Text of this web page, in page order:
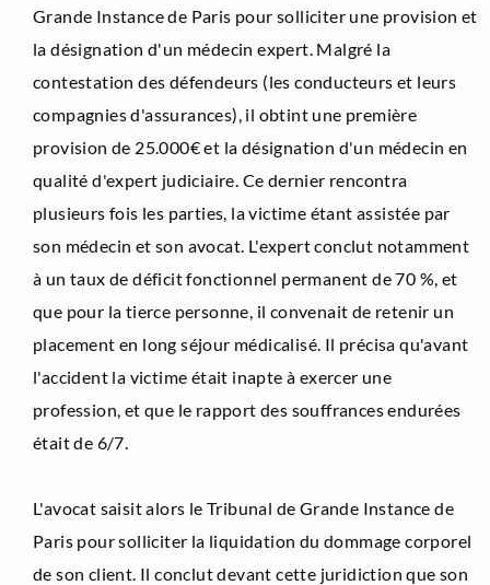
Grande Instance de Paris pour solliciter une provision et
la désignation d'un médecin expert. Malgré la
contestation des défendeurs (les conducteurs et leurs
compagnies d'assurances), il obtint une première
provision de 25.000€ et la désignation d'un médecin en
qualité d'expert judiciaire. Ce dernier rencontra
plusieurs fois les parties, la victime étant assistée par
son médecin et son avocat. L'expert conclut notamment
à un taux de déficit fonctionnel permanent de 70 %, et
que pour la tierce personne, il convenait de retenir un
placement en long séjour médicalisé. Il précisa qu'avant
l'accident la victime était inapte à exercer une
profession, et que le rapport des souffrances endurées
était de 6/7.
L'avocat saisit alors le Tribunal de Grande Instance de
Paris pour solliciter la liquidation du dommage corporel
de son client. Il conclut devant cette juridiction que son